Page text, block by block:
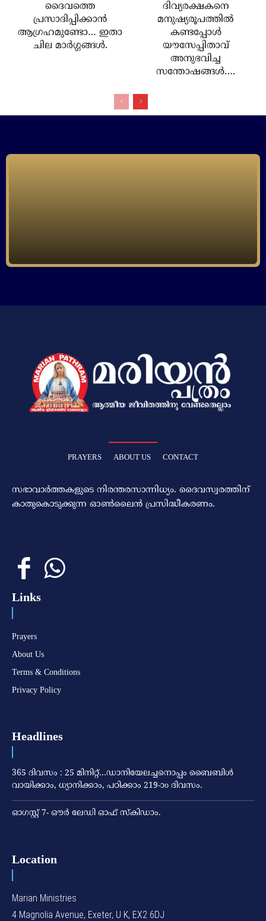
ദൈവത്തെ
പ്രസാദിപ്പിക്കാന്‍
ആഗ്രഹമുണ്ടോ… ഇതാ
ചില മാര്‍ഗ്ഗങ്ങള്‍.
ദിവ്യരക്ഷകനെ
മനുഷ്യരൂപത്തില്‍
കണ്ടപ്പോള്‍
യൗസേപ്പിതാവ്
അനുഭവിച്ച
സന്തോഷങ്ങള്‍….
PRAYERS ABOUT US CONTACT
സഭാവാര്‍ത്തകളുടെ നിരന്തരസാന്നിധ്യം. ദൈവസ്വരത്തിന്‌
കാതുകൊടുക്കുന്ന ഓണ്‍ലൈന്‍ പ്രസിദ്ധീകരണം.
Links
Prayers
About Us
Terms & Conditions
Privacy Policy
Headlines
365 ദിവസം : 25 മിനിറ്റ്…ഡാനിയേലച്ചനൊപ്പം ബൈബിൾ
വായിക്കാം, ധ്യാനിക്കാം, പഠിക്കാം 219-ാo ദിവസം.
ഓഗസ്റ്റ് 7- ഔര്‍ ലേഡി ഓഫ് സ്‌കിഡാം.
Location
Marian Ministries
4 Magnolia Avenue, Exeter, U K, EX2 6DJ